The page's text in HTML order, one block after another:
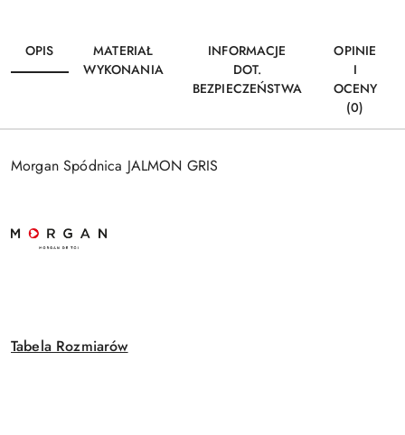
OPIS
MATERIAŁ
WYKONANIA
INFORMACJE
DOT.
BEZPIECZEŃSTWA
OPINIE
I
OCENY
(0)
Morgan Spódnica JALMON GRIS
Tabela Rozmiarów